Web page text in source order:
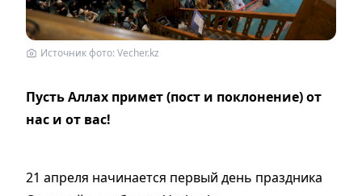
Источник фото: Vecher.kz
Пусть Аллах примет (пост и поклонение) от
нас и от вас!
21 апреля начинается первый день праздника